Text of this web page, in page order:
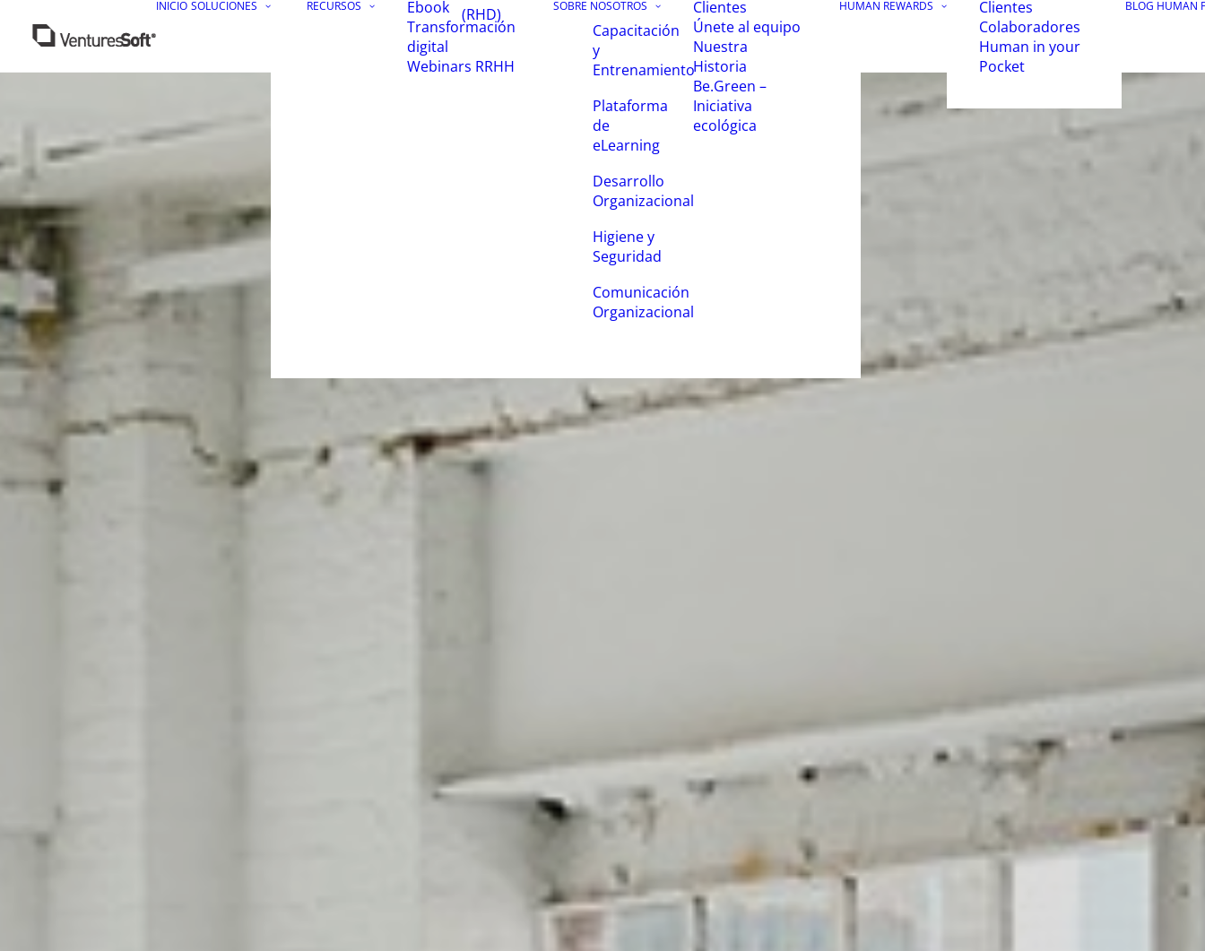
INICIO SOLUCIONES
(RHD)
Capacitación
y
Entrenamiento
Plataforma
de
eLearning
Desarrollo
Organizacional
Higiene y
Seguridad
Comunicación
Organizacional
RECURSOS
Ebook
Transformación
digital
Webinars RRHH
SOBRE NOSOTROS
Clientes
Únete al equipo
Nuestra
Historia
Be.Green –
Iniciativa
ecológica
HUMAN REWARDS
Clientes
Colaboradores
Human in your
Pocket
BLOG HUMAN